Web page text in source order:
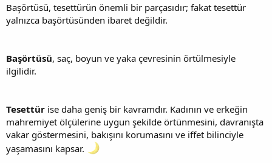
Başörtüsü, tesettürün önemli bir parçasıdır; fakat tesettür
yalnızca başörtüsünden ibaret değildir.
Başörtüsü, saç, boyun ve yaka çevresinin örtülmesiyle
ilgilidir.
Tesettür ise daha geniş bir kavramdır. Kadının ve erkeğin
mahremiyet ölçülerine uygun şekilde örtünmesini, davranışta
vakar göstermesini, bakışını korumasını ve iffet bilinciyle
yaşamasını kapsar.